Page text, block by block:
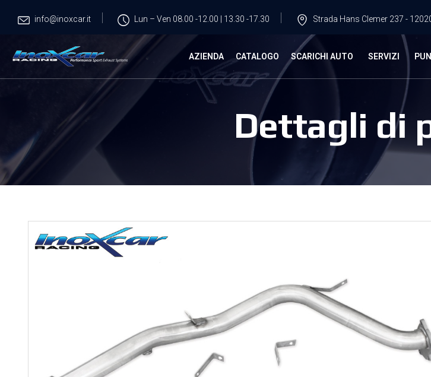
info@inoxcar.it Lun – Ven 08.00 -12.00 | 13.30 -17.30 Strada Hans Clemer 237 -
AZIENDA CATALOGO SCARICHI AUTO SERVIZI
Dettagli di